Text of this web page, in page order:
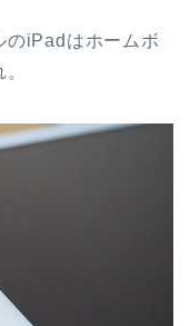
のiPadはホームボ